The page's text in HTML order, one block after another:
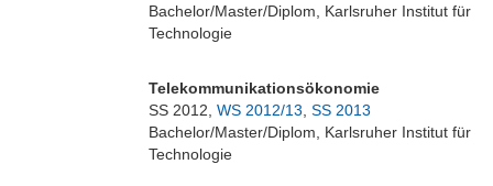
Bachelor/Master/Diplom, Karlsruher Institut für
Technologie
Telekommunikationsökonomie
SS 2012, WS 2012/13 SS 2013
Bachelor/Master/Diplom, Karlsruher Institut für
Technologie